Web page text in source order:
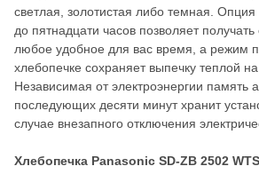
светлая, золотистая либо темная. Опция
до пятнадцати часов позволяет
любое удобное для вас время, а режим
хлебопечке сохраняет выпечку теплой
Независимая от электроэнергии память
последующих десяти минут хранит
случае внезапного отключения
Хлебопечка Panasonic SD-ZB 2502 WTS